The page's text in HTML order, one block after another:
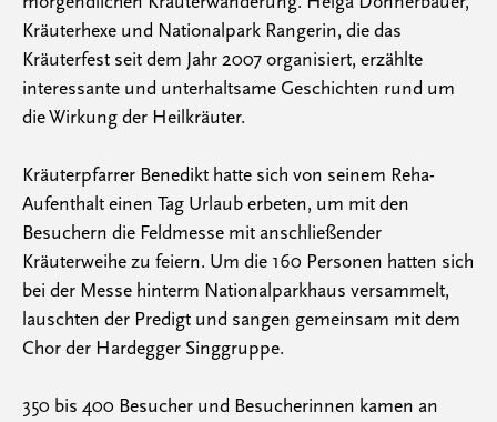
Kräuterhexe und Nationalpark Rangerin, die das
Kräuterfest seit dem Jahr 2007 organisiert, erzählte
interessante und unterhaltsame Geschichten rund um
die Wirkung der Heilkräuter.
Kräuterpfarrer Benedikt hatte sich von seinem Reha-
Aufenthalt einen Tag Urlaub erbeten, um mit den
Besuchern die Feldmesse mit anschließender
Kräuterweihe zu feiern. Um die 160 Personen hatten sich
bei der Messe hinterm Nationalparkhaus versammelt,
lauschten der Predigt und sangen gemeinsam mit dem
Chor der Hardegger Singgruppe.
350 bis 400 Besucher und Besucherinnen kamen an